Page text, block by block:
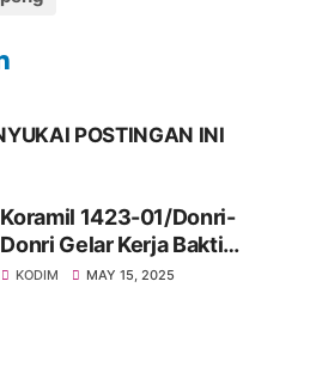
POSTINGAN INI
Koramil 1423-01/Donri-
Donri Gelar Kerja Bakti
Bersihkan Selokan di Desa
KODIM MAY 15, 2025